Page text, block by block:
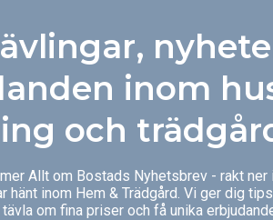
inom
och
Allt om Bostads Nyhetsbrev - rakt ner
hänt inom Hem & Trädgård. Vi ger dig
om fina priser och få unika